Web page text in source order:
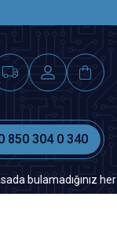
850 304 0 340
her